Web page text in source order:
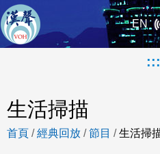
EN
:::
生活掃描
首頁 /經典回放 /節目 /生活掃